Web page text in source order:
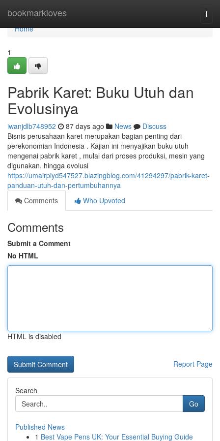
bookmarkloves
Home
Home
1
Pabrik Karet: Buku Utuh dan
Evolusinya
iwanjdlb748952 87 days ago News
Discuss
Bisnis perusahaan karet merupakan bagian penting dari
perekonomian Indonesia . Kajian ini menyajikan buku utuh
mengenai pabrik karet , mulai dari proses produksi, mesin yang
digunakan, hingga evolusi
https://umairpiyd547527.blazingblog.com/41294297/pabrik-karet-
panduan-utuh-dan-pertumbuhannya
Comments
Who Upvoted
Comments
Submit a Comment
No HTML
HTML is disabled
Report Page
Search
Go
Published News
1 Best Vape Pens UK: Your Essential Buying Guide